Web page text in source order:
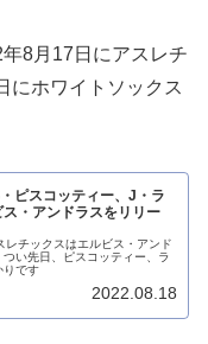
8月17日にアスレチ
にホワイトソックス
ピスコッティー、J・ラ
・アンドラスをリリー
チックスはエルビス・アンド
い先日、ピスコッティー、ラ
りです
2022.08.18